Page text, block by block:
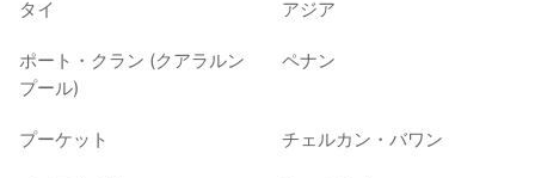
タイ アジア
ポート・クラン (クアラルン
プール)
ペナン
プーケット チェルカン・バワン